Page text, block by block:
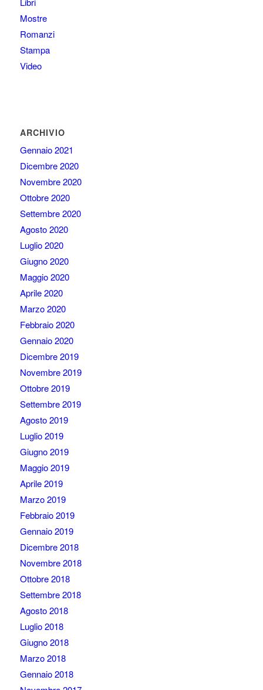
Mostre
Romanzi
Stampa
Video
ARCHIVIO
Gennaio 2021
Dicembre 2020
Novembre 2020
Ottobre 2020
Settembre 2020
Agosto 2020
Luglio 2020
Giugno 2020
Maggio 2020
Aprile 2020
Marzo 2020
Febbraio 2020
Gennaio 2020
Dicembre 2019
Novembre 2019
Ottobre 2019
Settembre 2019
Agosto 2019
Luglio 2019
Giugno 2019
Maggio 2019
Aprile 2019
Marzo 2019
Febbraio 2019
Gennaio 2019
Dicembre 2018
Novembre 2018
Ottobre 2018
Settembre 2018
Agosto 2018
Luglio 2018
Giugno 2018
Marzo 2018
Gennaio 2018